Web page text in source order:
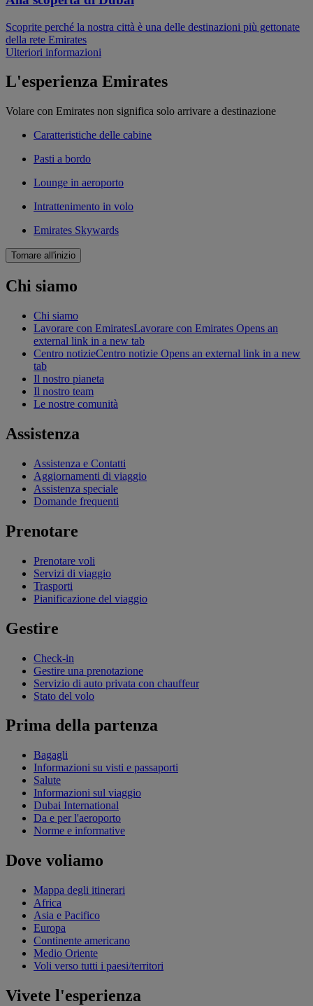
Scoprite perché la nostra città è una delle destinazioni più gettonate
della rete Emirates
Ulteriori informazioni
L'esperienza Emirates
Volare con Emirates non significa solo arrivare a destinazione
Caratteristiche delle cabine
Pasti a bordo
Lounge in aeroporto
Intrattenimento in volo
Emirates Skywards
Tornare all'inizio
Chi siamo
Chi siamo
Lavorare con EmiratesLavorare con Emirates Opens an
external link in a new tab
Centro notizieCentro notizie Opens an external link in a new
tab
Il nostro pianeta
Il nostro team
Le nostre comunità
Assistenza
Assistenza e Contatti
Aggiornamenti di viaggio
Assistenza speciale
Domande frequenti
Prenotare
Prenotare voli
Servizi di viaggio
Trasporti
Pianificazione del viaggio
Gestire
Check-in
Gestire una prenotazione
Servizio di auto privata con chauffeur
Stato del volo
Prima della partenza
Bagagli
Informazioni su visti e passaporti
Salute
Informazioni sul viaggio
Dubai International
Da e per l'aeroporto
Norme e informative
Dove voliamo
Mappa degli itinerari
Africa
Asia e Pacifico
Europa
Continente americano
Medio Oriente
Voli verso tutti i paesi/territori
Vivete l'esperienza